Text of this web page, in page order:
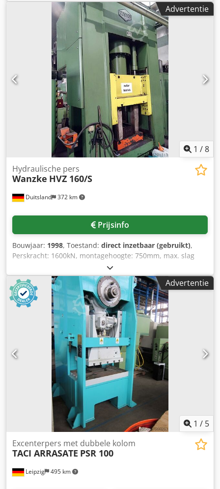
mm Tafelhoogte boven vloer: 790 mm Vrije ruimte tussen
rompwanden: 480 mm Plunjeroppervlak: 480 x 470 mm
Aanpassing ram: 40 mm Aandrijfvermogen: 5,5 kW
Gewicht: 8,4 ton Vereiste ruimte (BxDxH): 2,0 x 1,6 x 3,3 m
Dit is een Maypres fuseepers van 300 ton Druk 300 ton
Dodpfx Aet Hmlkoa Dsck Frame breedte 480 mm Slag 88
mm Inbouwhoogte 380 mm Ramverstelling 40 mm
Slagsnelheid 50 slagen/min Tafeloppervlak 700 x 450 mm
Plunjeroppervlak 480 x 470 mm Aandrijfvermogen 5,5 kW
Benodigde ruimte ca. 2,0 x 1,6 x 3,3 m Conventionele
Advertentie
1 /8
Duitsland 372 km
Hydraulische pers
Wanzke HVZ 160/S
Prijsinfo
Bouwjaar: 1998, Toestand: direct inzetbaar (gebruikt),
Perskracht: 1600kN, montagehoogte: 750mm, max. slag
van de ram: 500mm, spanoppervlak X/Y: 700mm/600mm,
vrije ruimte staander: 800mm, zijdelingse opening
staander: ca. 450mm. Afstand tussen klemplaat en vloer:
680mm, ramgat diameter H7: 60mm, snelle verplaatsing
omlaag/omhoog: 500/400mm/s, max. werksnelheid:
35mm/s. Afmetingen X/Y/Z: 2000mm/1500mm/3600mm,
gewicht: ca. 16000kg, besturing: Panelware. Documentatie
beschikbaar. Inspectie ter plaatse is mogelijk. Dcedpfx
Aaettbd Te Dek
Advertentie
1 / 5
Leipzig 495 km
Excenterpers met dubbele kolom
TACI ARRASATE PSR 100